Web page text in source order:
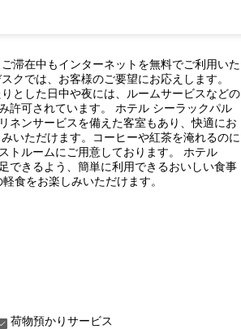
滞在中もインターネットを無料でご利用いた
クでは、お客様のご要望にお応えします。
とした日中や夜には、ルームサービスなどの
許可されています。 ホテル シーラックパル
ネンサービスを備えた客室もあり、快適にお
いただけます。コーヒーや紅茶を淹れるのに
トルームにご用意しております。 ホテル
できるよう、簡単に利用できるおいしい食事
食をお楽しみいただけます。
荷物預かりサービス